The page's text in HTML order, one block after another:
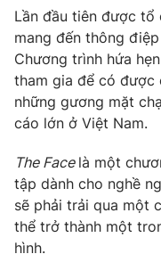
Phim VTV
Hậu trường
Nhân vật
Khán giả
Giải sao mai
Giải trí
Điện ảnh
Âm nhạc
Sao
Đời sống
Du lịch
Chất lượng cuộc
Giáo dục
Tuyển sinh
Học trực tuyến
Công nghệ
Hitech Công nghệ
Giao lưu trực tuyến
Lần đầu tiên được tổ
mang đến thông
Chương trình hứa
tham gia để có
những gương mặt
cáo lớn ở Việt Nam.
The Face là một
tập dành cho nghề
sẽ phải trải qua một
thể trở thành một
hình.